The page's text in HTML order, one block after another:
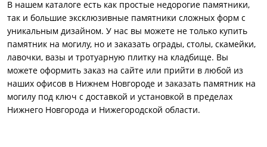
В нашем каталоге есть как простые недорогие памятники,
так и большие эксклюзивные памятники сложных форм с
уникальным дизайном. У нас вы можете не только купить
памятник на могилу, но и заказать ограды, столы, скамейки,
лавочки, вазы и тротуарную плитку на кладбище. Вы
можете оформить заказ на сайте или прийти в любой из
наших офисов в Нижнем Новгороде и заказать памятник на
могилу под ключ с доставкой и установкой в пределах
Нижнего Новгорода и Нижегородской области.